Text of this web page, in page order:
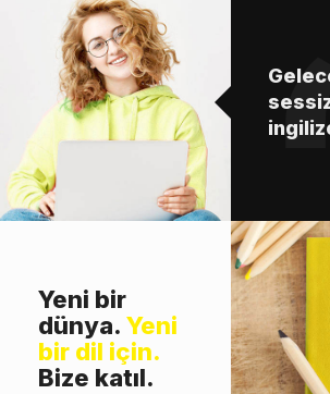
Yeni bir
dünya. Yeni
bir dil için.
Bize katıl.